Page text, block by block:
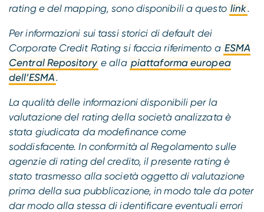
rating e del mapping, sono disponibili a questo link.
Per informazioni sui tassi storici di default dei
Corporate Credit Rating si faccia riferimento a ESMA
Central Repository e alla piattaforma europea
dell’ESMA.
La qualità delle informazioni disponibili per la
valutazione del rating della società analizzata è
stata giudicata da modefinance come
soddisfacente. In conformità al Regolamento sulle
agenzie di rating del credito, il presente rating è
stato trasmesso alla società oggetto di valutazione
prima della sua pubblicazione, in modo tale da poter
dar modo alla stessa di identificare eventuali errori